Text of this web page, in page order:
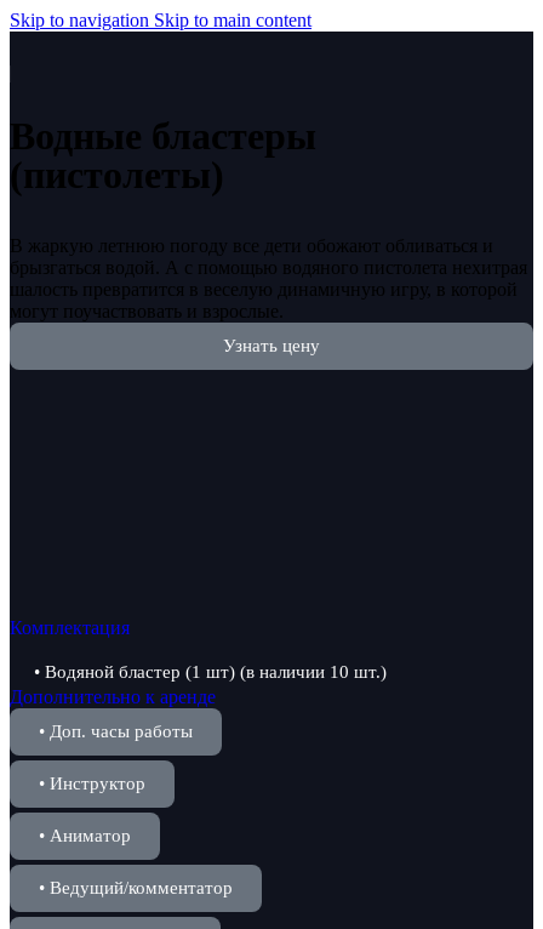
Skip to navigation Skip to main content
Водные бластеры
(пистолеты)
В жаркую летнюю погоду все дети обожают обливаться и
брызгаться водой. А с помощью водяного пистолета нехитрая
шалость превратится в веселую динамичную игру, в которой
могут поучаствовать и взрослые.
Узнать цену
Комплектация
• Водяной бластер (1 шт) (в наличии 10 шт.)
Дополнительно к аренде
• Доп. часы работы
• Инструктор
• Аниматор
• Ведущий/комментатор